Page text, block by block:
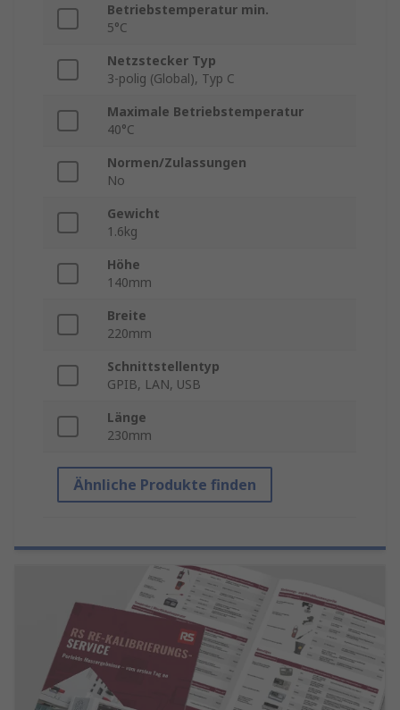
Betriebstemperatur min.
5°C
Netzstecker Typ
3-polig (Global), Typ C
Maximale Betriebstemperatur
40°C
Normen/Zulassungen
No
Gewicht
1.6kg
Höhe
140mm
Breite
220mm
Schnittstellentyp
GPIB, LAN, USB
Länge
230mm
Ähnliche Produkte finden